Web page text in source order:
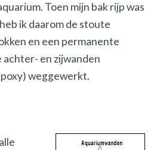
Toen mijn bak rijp was
ik daarom de stoute
en een permanente
achter- en zijwanden
weggewerkt.